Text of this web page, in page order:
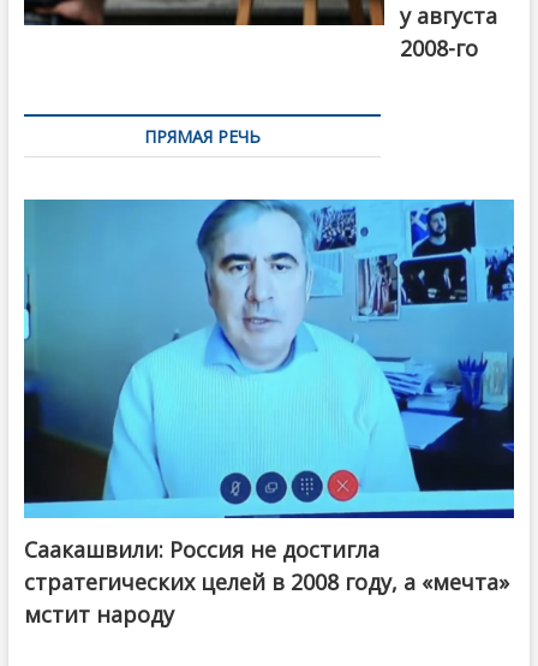
у августа
2008-го
ПРЯМАЯ РЕЧЬ
Саакашвили: Россия не достигла
стратегических целей в 2008 году, а «мечта»
мстит народу